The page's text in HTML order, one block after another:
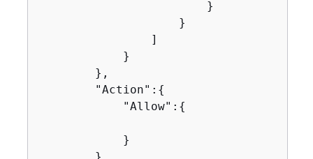
                        }
                    }
                ]
            }
        },
        "Action":
{
            "Allow":
{
            }